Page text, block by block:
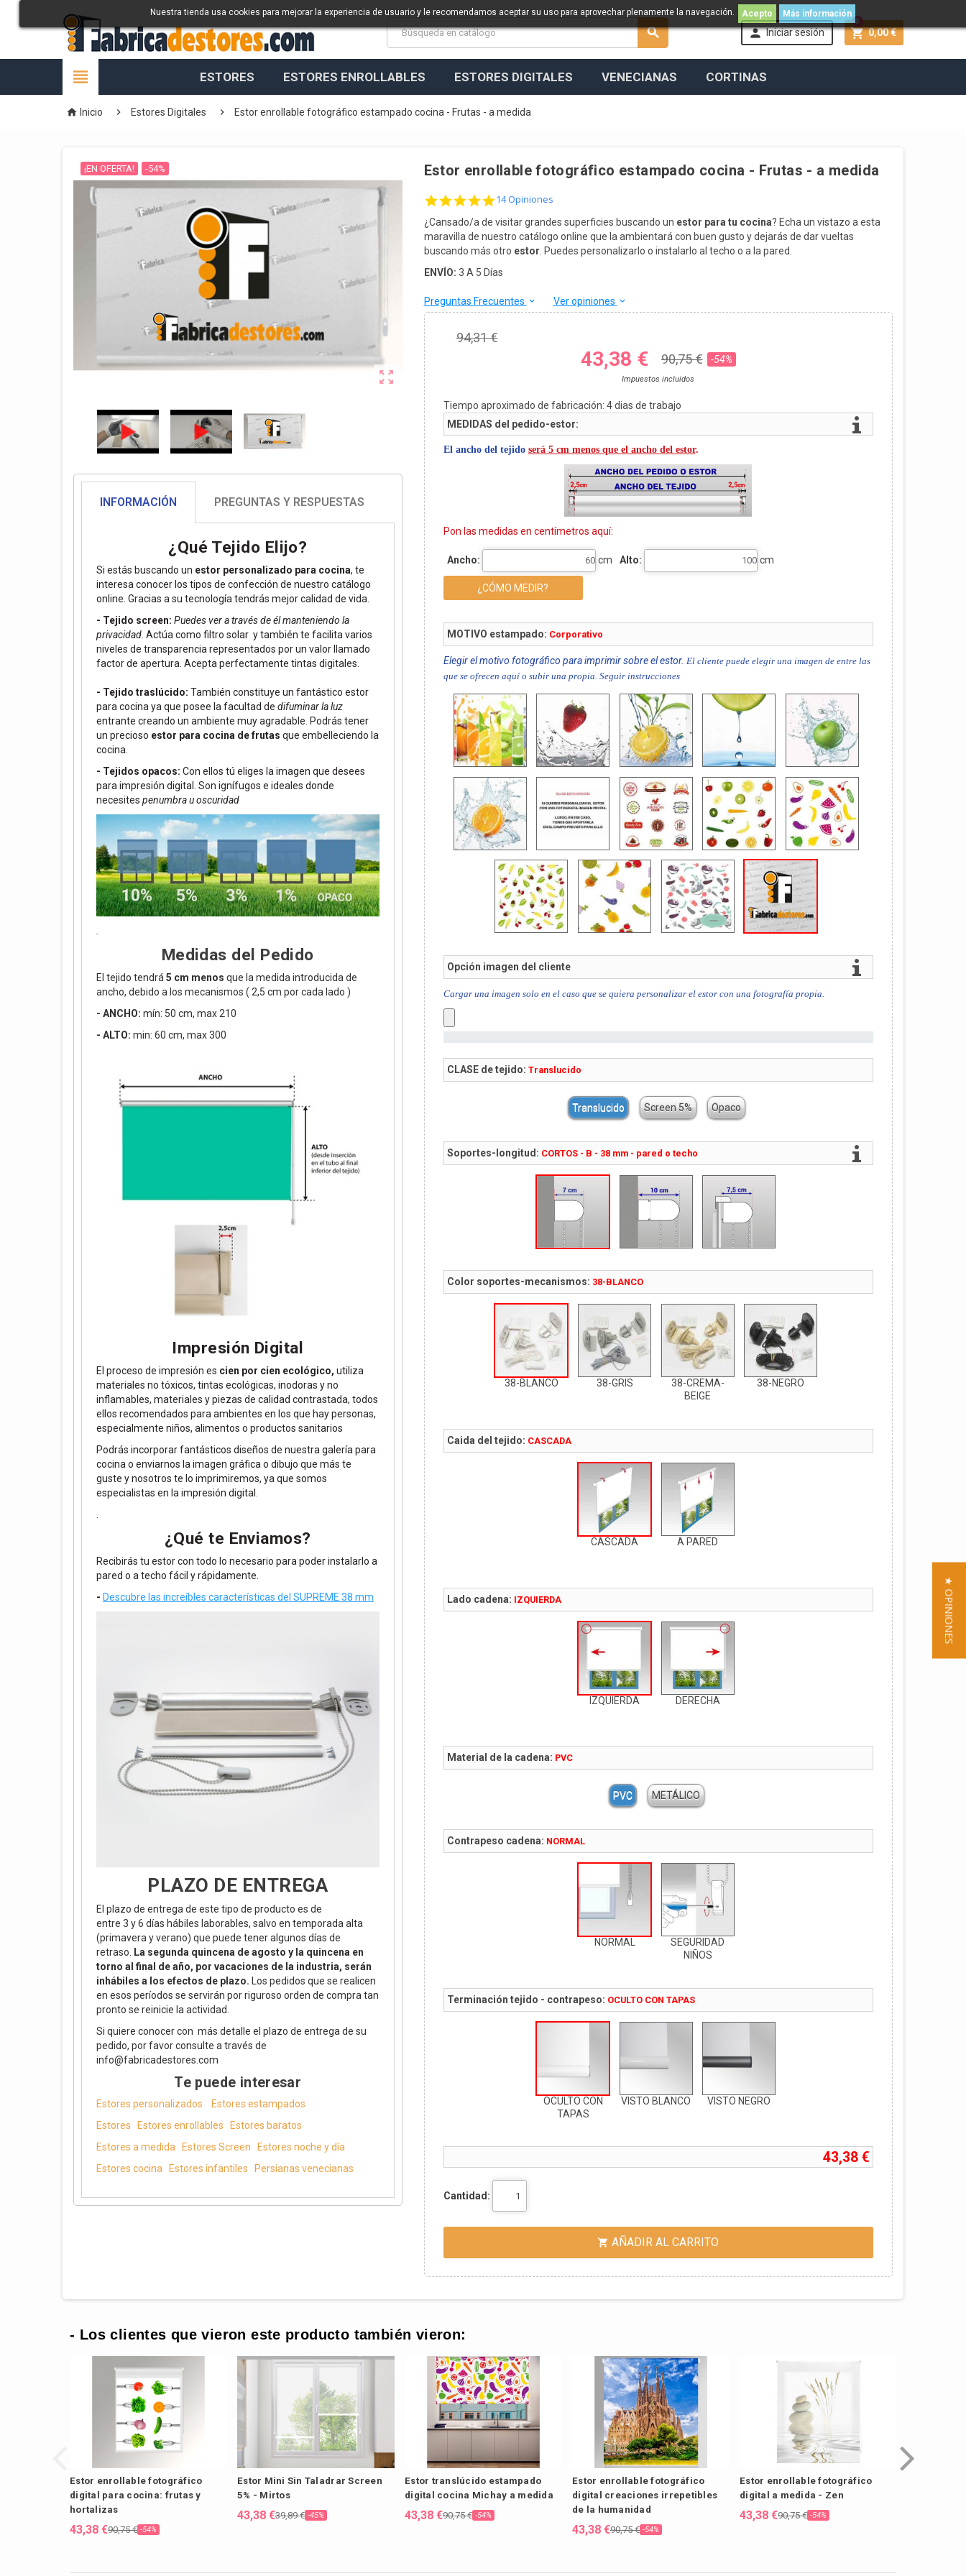
  Iniciar sesión  0,00 €
0
Nuestra tienda usa cookies para mejorar la experiencia de usuario y le recomendamos aceptar su uso para aprovechar plenamente la navegación. Acepto Más información
 ESTORES ESTORES ENROLLABLES ESTORES DIGITALES VENECIANAS CORTINAS
 Inicio  Estores Digitales  Estor enrollable fotográfico estampado cocina - Frutas - a medida

¡EN OFERTA! -54%
INFORMACIÓN PREGUNTAS Y RESPUESTAS
¿Qué Tejido Elijo?
Si estás buscando un estor personalizado para cocina, te
interesa conocer los tipos de confección de nuestro catálogo
online. Gracias a su tecnología tendrás mejor calidad de vida.
- Tejido screen: Puedes ver a través de él manteniendo la
privacidad . Actúa como filtro solar y también te facilita varios
niveles de transparencia representados por un valor llamado
factor de apertura. Acepta perfectamente tintas digitales.
- Tejido traslúcido: También constituye un fantástico estor
para cocina ya que posee la facultad de difuminar la luz
entrante creando un ambiente muy agradable. Podrás tener
un precioso estor para cocina de frutas que embelleciendo la
cocina.
- Tejidos opacos: Con ellos tú eliges la imagen que desees
para impresión digital. Son ignífugos e ideales donde
necesites penumbra u oscuridad
.
Medidas del Pedido
El tejido tendrá5 cm menos que la medida introducida de
ancho, debido a los mecanismos ( 2,5 cm por cada lado )
- ANCHO: mín: 50 cm, max 210
- ALTO: min: 60 cm, max 300
Impresión Digital
El proceso de impresión es cien por cien ecológico, utiliza
materiales no tóxicos, tintas ecológicas, inodoras y no
inflamables, materiales y piezas de calidad contrastada, todos
ellos recomendados para ambientes en los que hay personas,
especialmente niños, alimentos o productos sanitarios
Podrás incorporar fantásticos diseños de nuestra galería para
cocina o enviarnos la imagen gráfica o dibujo que más te
guste y nosotros te lo imprimiremos, ya que somos
especialistas en la impresión digital.
¿Qué te Enviamos?
Recibirás tu estor con todo lo necesario para poder instalarlo a
pared o a techo fácil y rápidamente.
- Descubre las increíbles características del SUPREME 38 mm
PLAZO DE ENTREGA
El plazo de entrega de este tipo de producto es de
entre 3 y 6 días hábiles laborables, salvo en temporada alta
(primavera y verano) que puede tener algunos días de
retraso.
La segunda quincena de agosto y la quincena en
torno al final de año, por vacaciones de la industria, serán
inhábiles a los efectos de plazo. Los pedidos que se realicen
en esos períodos se servirán por riguroso orden de compra tan
pronto se reinicie la actividad.
Si quiere conocer con más detalle el plazo de entrega de su
pedido, por favor consulte a través de
info@fabricadestores.com
Te puede interesar
Estores personalizados
Estores estampados
Estores
Estores enrollables
Estores baratos
Estores a medida
Estores Screen
Estores noche y día
Estores cocina
Estores infantiles Persianas venecianas
Estor enrollable fotográfico estampado cocina - Frutas - a medida
4.9 star rating
14 Opiniones
¿Cansado/a de visitar grandes superficies buscando un estor para tu cocina? Echa un vistazo a esta
maravilla de nuestro catálogo online que la ambientará con buen gusto y dejarás de dar vueltas
buscando más otro estor . Puedes personalizarlo o instalarlo al techo o a la pared.
ENVÍO: 3 A 5 Días
Preguntas Frecuentes keyboard_arrow_down Ver opiniones keyboard_arrow_down
94,31 €
43,38 € 90,75 € -54%
Impuestos incluidos
Tiempo aproximado de fabricación: 4dias de trabajo
MEDIDAS del pedido-estor:
El ancho del tejido será 5 cm menos que el ancho del estor.
Pon las medidas en centímetros aquí:
Ancho: cm Alto: cm
¿CÓMO MEDIR?
MOTIVO estampado: Corporativo
Elegir el motivo fotográfico para imprimir sobre el estor. El cliente puede elegir una imagen de entre las
que se ofrecen aquí o subir una propia. Seguir instrucciones
Opción imagen del cliente
Cargar una imagen solo en el caso que se quiera personalizar el estor con una fotografía propia.
CLASE de tejido: Translucido
Translucido Screen 5% Opaco
Soportes-longitud: CORTOS - B - 38 mm - pared o techo
Color soportes-mecanismos: 38-BLANCO
38-BLANCO 38-GRIS
38-CREMA-
BEIGE
38-NEGRO
Caida del tejido: CASCADA
CASCADA A PARED
Lado cadena: IZQUIERDA
IZQUIERDA DERECHA
Material de la cadena: PVC
PVC METÁLICO
Contrapeso cadena: NORMAL
NORMAL
SEGURIDAD
NIÑOS
Terminación tejido - contrapeso: OCULTO CON TAPAS
OCULTO CON
TAPAS
VISTO BLANCO VISTO NEGRO
43,38 €
Cantidad:
 AÑADIR AL CARRITO
- Los clientes que vieron este producto también vieron:
Estor enrollable fotográfico
digital para cocina: frutas y
hortalizas
43,38 €90,75 € -54%
Estor Mini Sin Taladrar Screen
5% - Mirtos
43,38 €39,89 € -45%
Estor translúcido estampado
digital cocina Michay a medida
43,38 €90,75 € -54%
Estor enrollable fotográfico
digital creaciones irrepetibles
de la humanidad
43,38 €90,75 € -54%
Estor enrollable fotográfico
digital a medida - Zen
43,38 €90,75 € -54%
★ OPINIONES